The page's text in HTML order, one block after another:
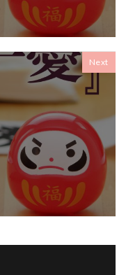
Next